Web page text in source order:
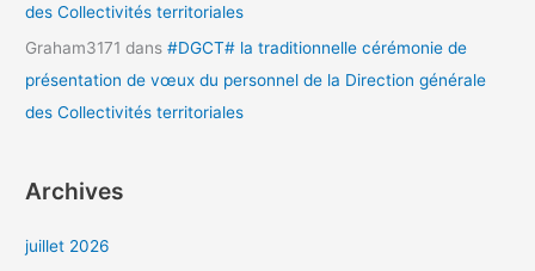
des Collectivités territoriales
Graham3171 dans#DGCT# la traditionnelle cérémonie de
présentation de vœux du personnel de la Direction générale
des Collectivités territoriales
Archives
juillet 2026